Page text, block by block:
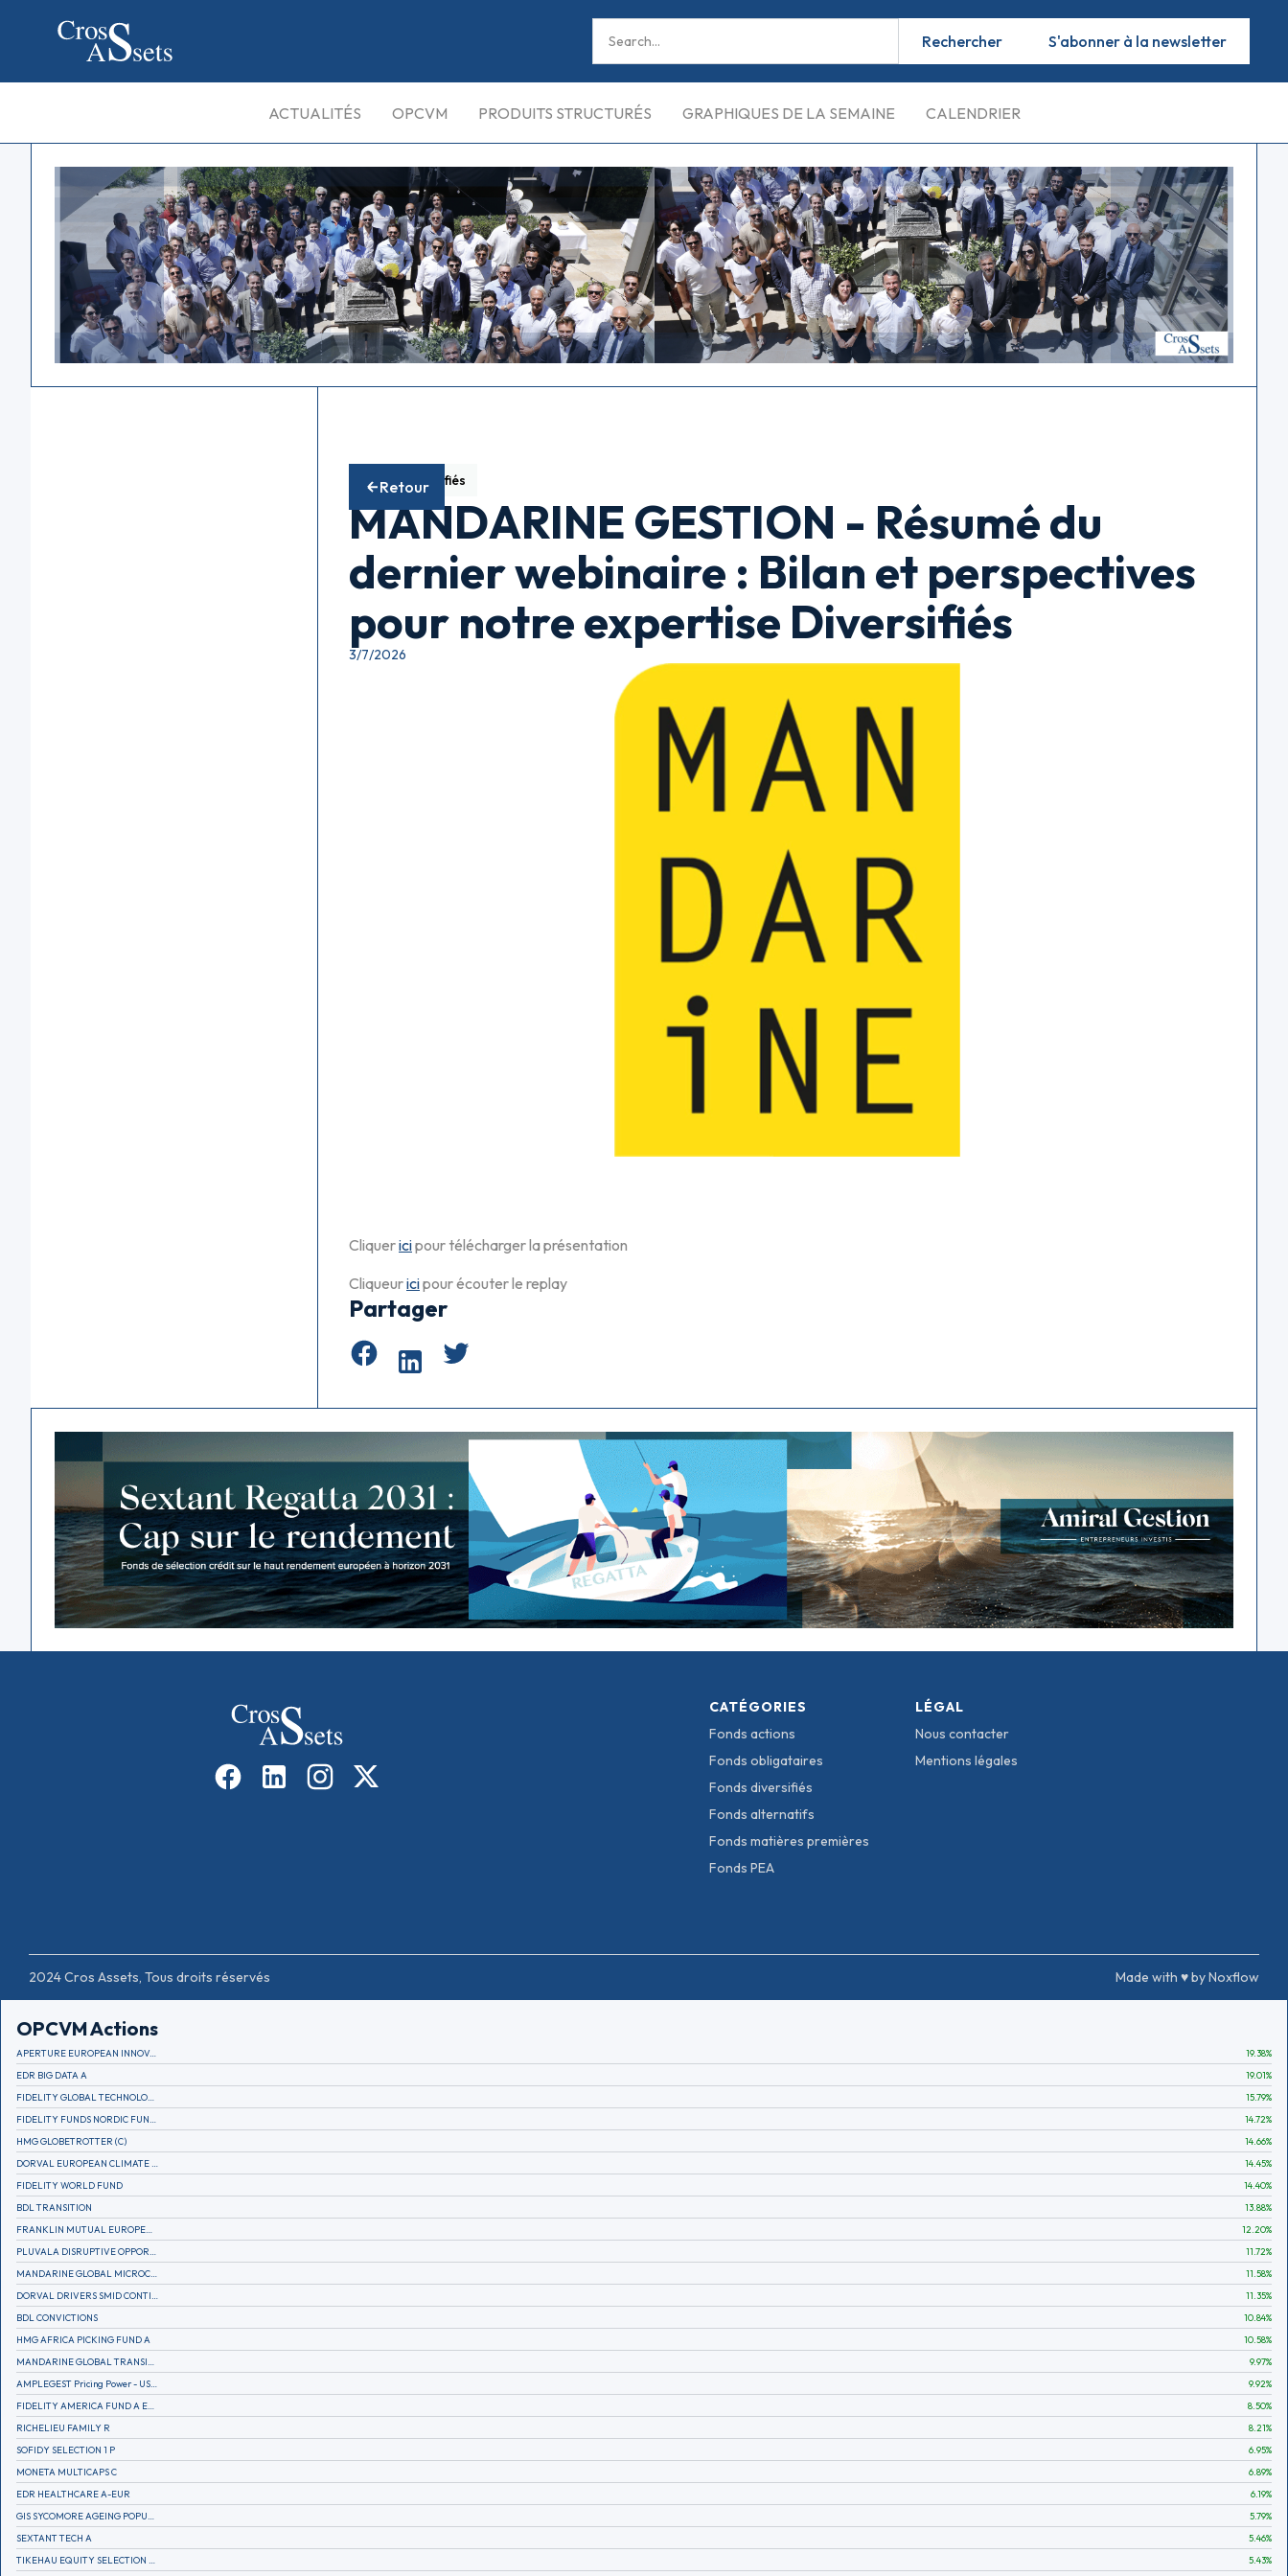
S'abonner à la newsletter
ACTUALITÉS OPCVM PRODUITS STRUCTURÉS GRAPHIQUES DE LA SEMAINE CALENDRIER
Retour
Fonds diversifiés
MANDARINE GESTION - Résumé du
dernier webinaire : Bilan et perspectives
pour notre expertise Diversifiés
3/7/2026
Cliquericipour télécharger la présentation
Cliqueuricipour écouter le replay
Partager
CATÉGORIES
Fonds actions
Fonds obligataires
Fonds diversifiés
Fonds alternatifs
Fonds matières premières
Fonds PEA
LÉGAL
Nous contacter
Mentions légales
2024 Cros Assets, Tous droits réservés Made with ♥ by Noxflow
OPCVM Actions
APERTURE EUROPEAN INNOVATION 19.38%
EDR BIG DATA A
19.01%
15.79%
14.72%
HMG GLOBETROTTER (C)
14.66%
14.45%
FIDELITY WORLD FUND
14.40%
BDL TRANSITION
13.88%
12.20%
11.72%
11.58%
11.35%
BDL CONVICTIONS
10.84%
HMG AFRICA PICKING FUND A
10.58%
9.97%
9.92%
8.50%
RICHELIEU FAMILY R
8.21%
SOFIDY SELECTION 1 P
6.95%
MONETA MULTICAPS C
6.89%
EDR HEALTHCARE A-EUR
6.19%
5.79%
SEXTANT TECH A
5.46%
5.43%